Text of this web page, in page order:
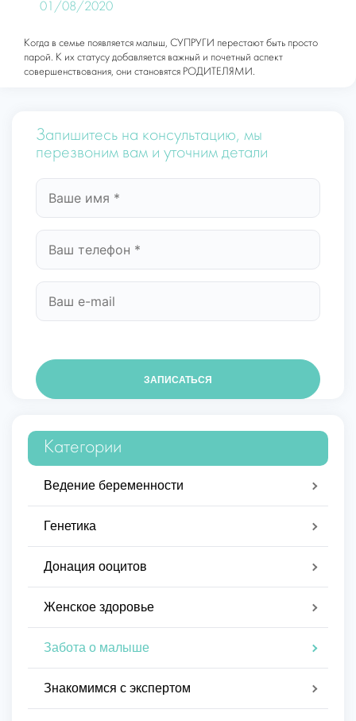
01/08/2020
Когда в семье появляется малыш, СУПРУГИ перестают быть просто
парой. К их статусу добавляется важный и почетный аспект
совершенствования, они становятся РОДИТЕЛЯМИ.
Запишитесь на консультацию, мы
перезвоним вам и уточним детали
Категории
Ведение беременности
Генетика
Донация ооцитов
Женское здоровье
Забота о малыше
Знакомимся с экспертом